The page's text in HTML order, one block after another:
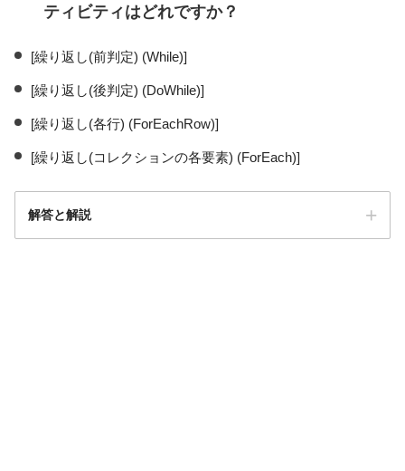
ティビティはどれですか？
[繰り返し(前判定) (While)]
[繰り返し(後判定) (DoWhile)]
[繰り返し(各行) (ForEachRow)]
[繰り返し(コレクションの各要素) (ForEach)]
解答と解説